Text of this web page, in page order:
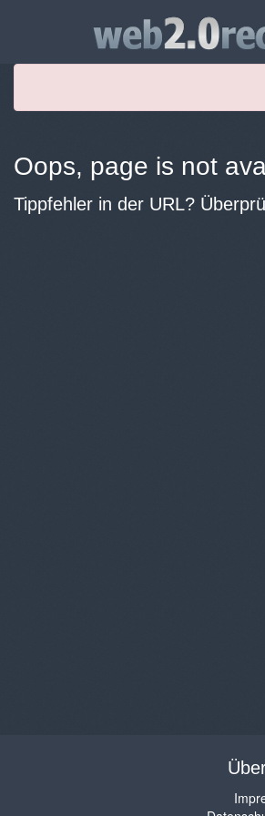
Oops, page is not
Tippfehler in der URL?